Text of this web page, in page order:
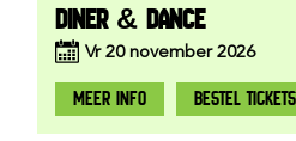
DINER & DANCE
Vr 20 november 2026
MEER INFO BESTEL TICKETS